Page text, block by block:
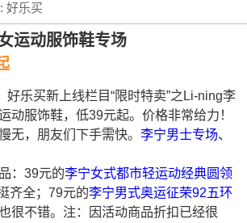
:好乐买
运动服饰鞋专场
好乐买新上线栏目“限时特卖”之Li-ning李
动服饰鞋，低39元起。价格非常给力！
无，朋友们下手需快。李宁男士专场、
：39元的李宁女式都市轻运动经典圆领
齐全；79元的李宁男式奥运征荣92五环
很不错。注：因活动商品折扣已经很